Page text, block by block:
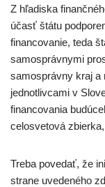
Z hľadiska
účasť štátu
financovanie, teda
samosprávnymi
samosprávny kraj a
jednotlivcami v
financovania
celosvetová
Treba povedať, že
strane uvedeného